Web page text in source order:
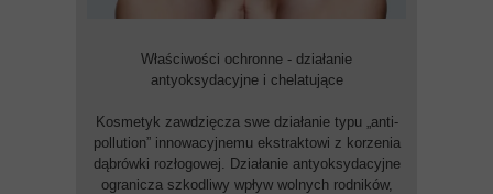
Właściwości ochronne - działanie
antyoksydacyjne i chelatujące
Kosmetyk zawdzięcza swe działanie typu „anti-
pollution” innowacyjnemu ekstraktowi z korzenia
dąbrówki rozłogowej. Działanie antyoksydacyjne
ogranicza szkodliwy wpływ wolnych rodników,